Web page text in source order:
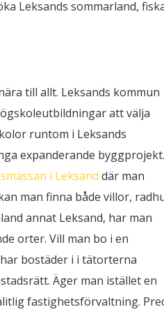
Leksands sommarland,
till allt. Leksands kommun
att välja
runtom i Leksands
expanderande byggprojekt.
i Leksand där man
man finna både villor,
annat Leksand, har man
orter. Vill man bo i en
bostäder i i tätorterna
Äger man istället en
fastighetsförvaltning.